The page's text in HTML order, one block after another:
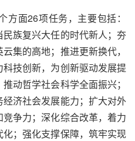
方面26项任务，主要包括：
族复兴大任的时代新人；夯
集的高地；推进更新换代，
技创新，为创新驱动发展提
动哲学社会科学全面振兴；
济社会发展能力；扩大对外
争力；深化综合改革，着力
；强化支撑保障，筑牢实现